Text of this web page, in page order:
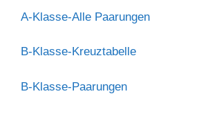
A-Klasse-Alle Paarungen
B-Klasse-Kreuztabelle
B-Klasse-Paarungen